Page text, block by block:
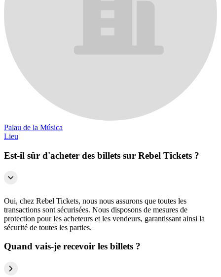
Palau de la Música
Lieu
Est-il sûr d'acheter des billets sur Rebel Tickets ?
Oui, chez Rebel Tickets, nous nous assurons que toutes les
transactions sont sécurisées. Nous disposons de mesures de
protection pour les acheteurs et les vendeurs, garantissant ainsi la
sécurité de toutes les parties.
Quand vais-je recevoir les billets ?